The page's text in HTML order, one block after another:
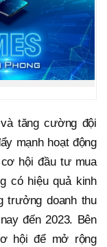
tăng cường đội
mạnh hoạt động
hội đầu tư mua
có hiệu quả kinh
trưởng doanh thu
đến 2023. Bên
hội để mở rộng